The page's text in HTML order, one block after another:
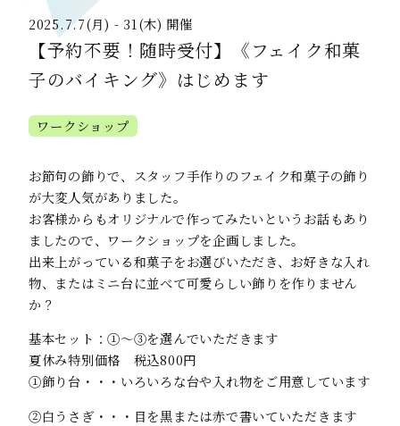
2025.7.7(月) - 31(木) 開催
【予約不要！随時受付】《フェイク和菓
子のバイキング》はじめます
ワークショップ
お節句の飾りで、スタッフ手作りのフェイク和菓子の飾り
が大変人気がありました。
お客様からもオリジナルで作ってみたいというお話もあり
ましたので、ワークショップを企画しました。
出来上がっている和菓子をお選びいただき、お好きな入れ
物、またはミニ台に並べて可愛らしい飾りを作りません
か？
基本セット：①～③を選んでいただきます
夏休み特別価格 税込800円
①飾り台・・・いろいろな台や入れ物をご用意しています
②白うさぎ・・・目を黒または赤で書いていただきます